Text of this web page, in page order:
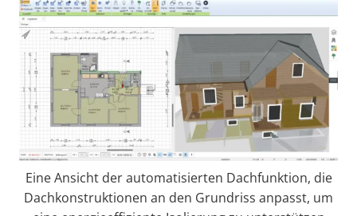
Eine Ansicht der automatisierten Dachfunktion, die
Dachkonstruktionen an den Grundriss anpasst, um